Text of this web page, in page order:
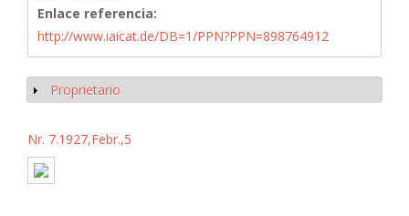
Enlace referencia:
http://www.iaicat.de/DB=1/PPN?PPN=898764912
Mostrar
Proprietario
Nr. 7.1927,Febr.,5